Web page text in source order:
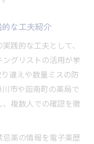
な工夫紹介
践的な工夫として、
グリストの活用が挙
違えや数量ミスの防
市や函南町の薬局で
複数人での確認を徹
薬の情報を電子薬歴